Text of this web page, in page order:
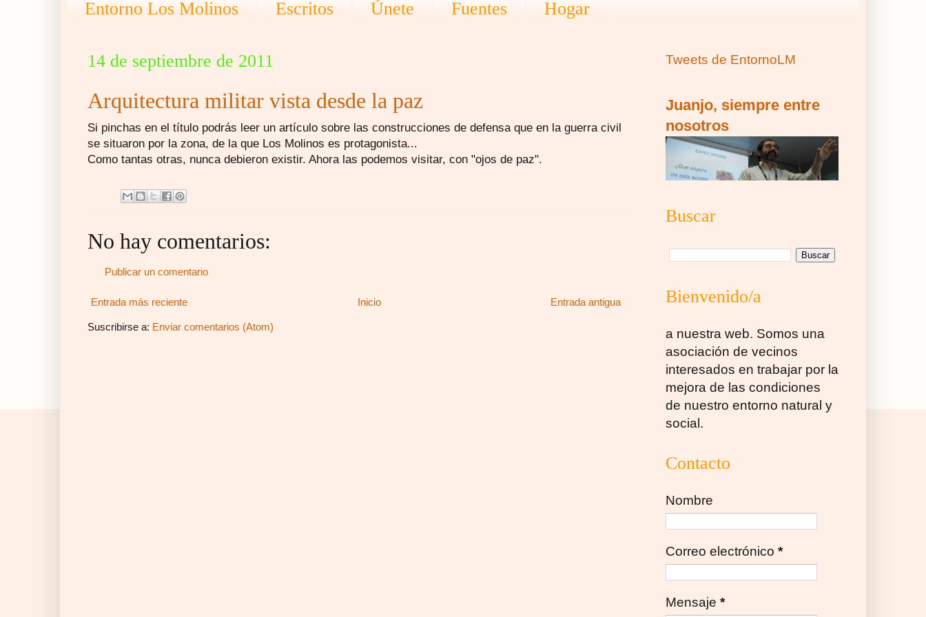
Entorno Los Molinos Escritos Únete Fuentes Hogar
14 de septiembre de 2011
Arquitectura militar vista desde la paz
Si pinchas en el título podrás leer un artículo sobre las construcciones de defensa que en la guerra civil
se situaron por la zona, de la que Los Molinos es protagonista...
Como tantas otras, nunca debieron existir. Ahora las podemos visitar, con "ojos de paz".
No hay comentarios:
Publicar un comentario
Entrada más reciente Entrada antigua
Inicio
Suscribirse a: Enviar comentarios (Atom)
Tweets de EntornoLM
Juanjo, siempre entre
nosotros
Buscar
Bienvenido/a
a nuestra web. Somos una
asociación de vecinos
interesados en trabajar por la
mejora de las condiciones
de nuestro entorno natural y
social.
Contacto
Nombre
Correo electrónico *
Mensaje *